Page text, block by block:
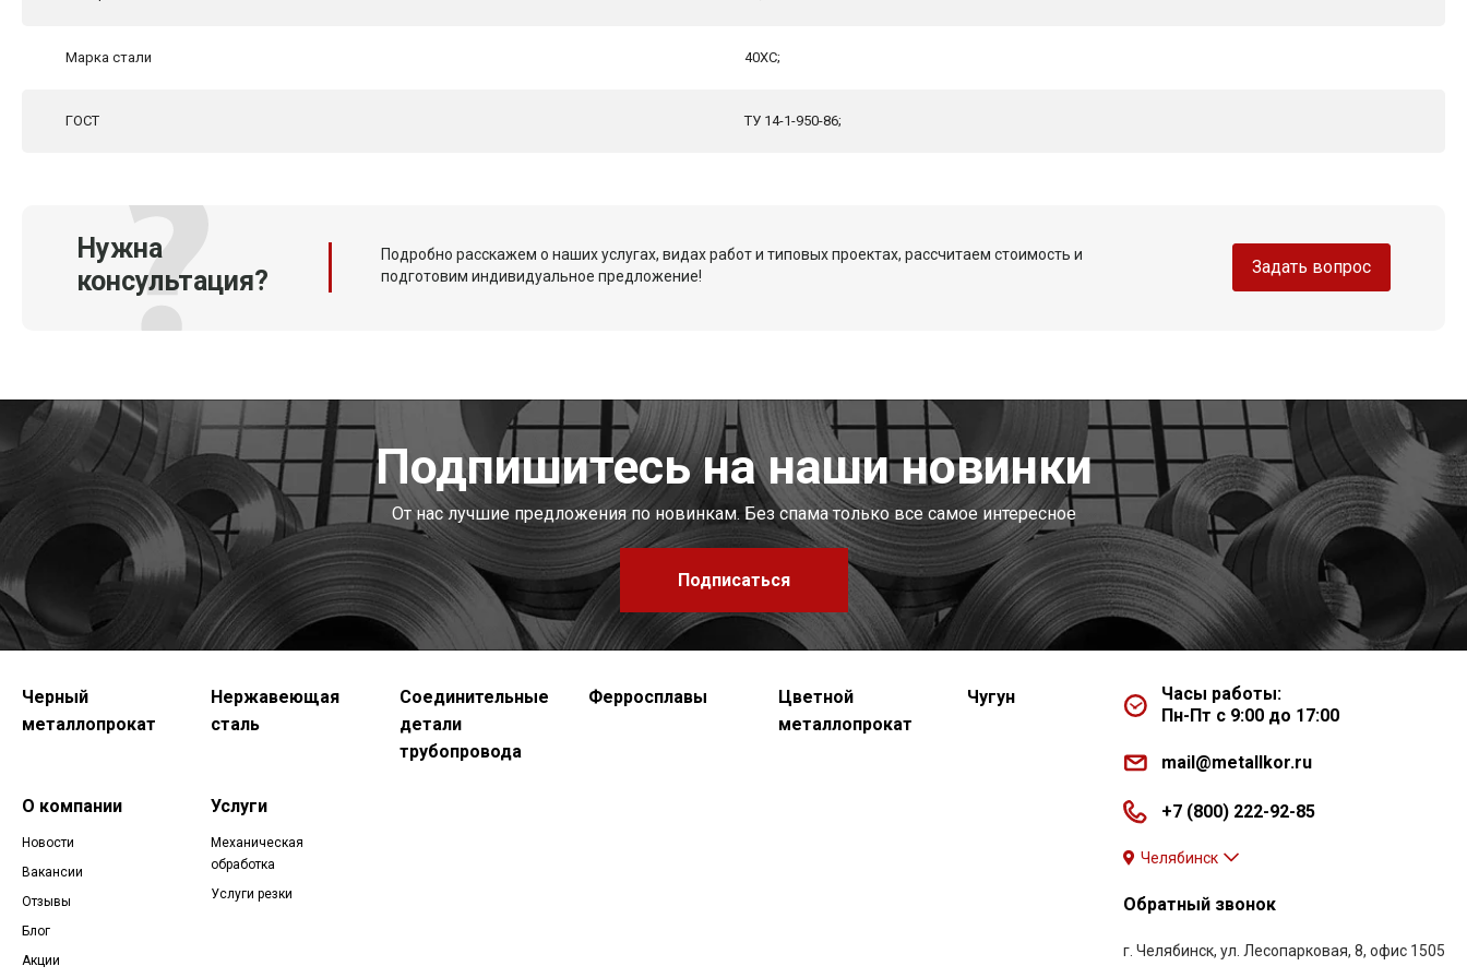
Марка стали 40ХС;
ГОСТ ТУ 14-1-950-86;
Нужна
консультация?
Подробно расскажем о наших услугах, видах работ и типовых проектах, рассчитаем стоимость и
подготовим индивидуальное предложение!
Задать вопрос
Подпишитесь на наши новинки
От нас лучшие предложения по новинкам. Без спама только все самое интересное
Подписаться
Черный
металлопрокат
Нержавеющая
сталь
Соединительные
детали
трубопровода
Ферросплавы
Цветной
металлопрокат
Чугун
О компании
Новости
Вакансии
Отзывы
Блог
Акции
Услуги
Механическая
обработка
Услуги резки
Часы работы:
Пн-Пт с 9:00 до 17:00
mail@metallkor.ru
+7 (800) 222-92-85
Челябинск
Обратный звонок
г. Челябинск, ул. Лесопарковая, 8, офис 1505